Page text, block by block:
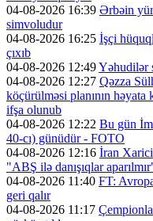
04-08-2026 16:39 Ərbəin
simvoludur
04-08-2026 16:25 İşçi
çıxıb
04-08-2026 12:49Yəhudilər
04-08-2026 12:27 Qəzza
köçürülməsi planının həyata
ifşa olunub
04-08-2026 12:22 Bu gün
40-cı) günüdür - FOTO
04-08-2026 12:16 İran
"ABŞ ilə danışıqlar
04-08-2026 11:40 FT:
geri qalır
04-08-2026 11:17